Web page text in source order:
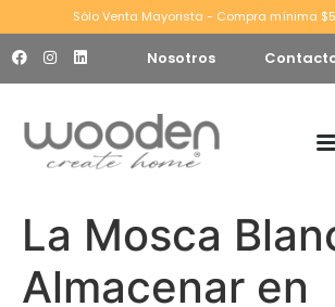
Sólo Venta Mayorista - Compra mínima
Nosotros
La Mosca
Almacenar en